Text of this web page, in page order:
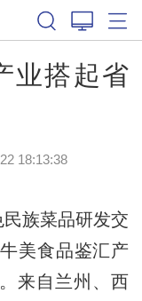
业搭起省
18:13:38
族菜品研发交
美食品鉴汇产
来自兰州、西